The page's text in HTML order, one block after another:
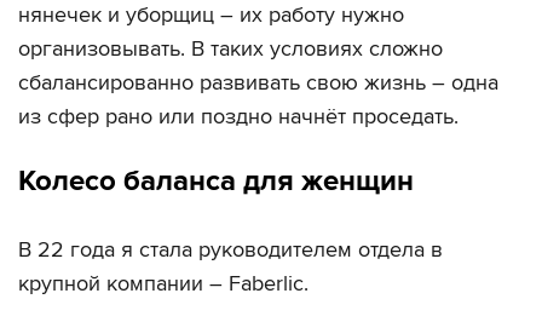
нянечек и уборщиц – их работу нужно
организовывать. В таких условиях сложно
сбалансированно развивать свою жизнь – одна
из сфер рано или поздно начнёт проседать.
Колесо баланса для женщин
В 22 года я стала руководителем отдела в
крупной компании – Faberlic.